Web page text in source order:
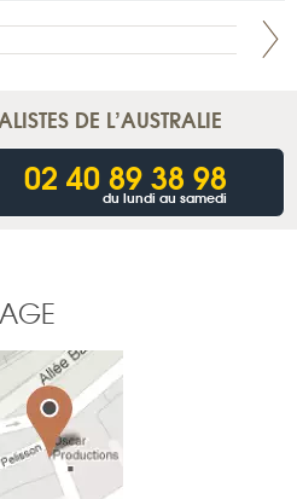
DE L’AUSTRALIE
02 40 89 38 98
du lundi au samedi